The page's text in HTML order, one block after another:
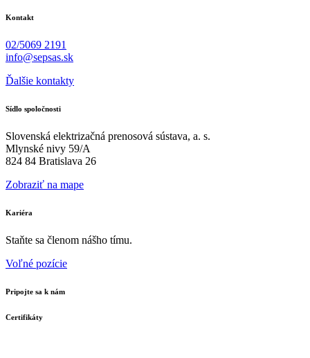
Kontakt
02/5069 2191
info@sepsas.sk
Ďalšie kontakty
Sídlo spoločnosti
Slovenská elektrizačná prenosová sústava, a. s.
Mlynské nivy 59/A
824 84 Bratislava 26
Zobraziť na mape
Kariéra
Staňte sa členom nášho tímu.
Voľné pozície
Pripojte sa k nám
Certifikáty